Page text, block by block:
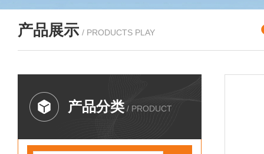
产品展示 / PRODUCTS PLAY
产品分类 / PRODUCT